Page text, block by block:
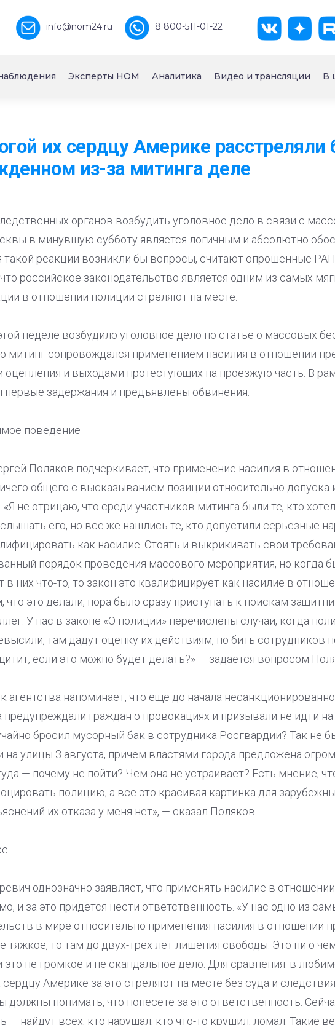
info@nom24.ru 8 800-511-01-22
Эксперты НОМ Аналитика Видео и трансляции В
их сердцу Америке расстреляли
из-за митинга деле
органов возбудить уголовное дело в связи с
в минувшую субботу является логичным и абсолютно
такой реакции возникли бы вопросы, считают опрошенные
российское законодательство является одним из самых
в отношении полиции стреляют на месте.
неделе возбудило уголовное дело по статье о массовых
митинг сопровождался применением насилия в отношении
оцепления и выходами протестующих на проезжую часть. В
первые задержания и предъявлены обвинения.
поведение
Поляков подчеркивает, что применение насилия в
общего с высказыванием позиции относительно допуска
не отрицаю, что среди участников митинга были те, кто
его, но все же нашлись те, кто допустили серьезные
как насилие. Стоять и выкрикивать свои
порядок проведения массового мероприятия, но когда
в них что-то, то закон это квалифицирует как насилие в
это делали, пора было сразу приступать к поискам
У нас в законе «О полиции» перечислены случаи, когда
там дадут оценку их действиям, но бить сотрудников
если это можно будет делать?» — задается вопросом
агентства напоминает, что еще до начала
граждан о провокациях и призывали не идти
бросил мусорный бак в сотрудника Росгвардии? Так не
на улицы 3 августа, причем властями города предложена
— почему не пойти? Чем она не устраивает? Есть мнение,
полицию, а все это красивая картинка для
их отказа у меня нет», — сказал Поляков.
однозначно заявляет, что применять насилие в
и за это придется нести ответственность. «У нас одно из
в мире относительно применения насилия в отношении
тяжкое, то там до двух-трех лет лишения свободы. Это ни о
это не громкое и не скандальное дело. Для сравнения: в
сердцу Америке за это стреляют на месте без суда и
должны понимать, что понесете за это ответственность.
— найдут всех, кто нарушал, кто что-то крушил, ломал. Такие